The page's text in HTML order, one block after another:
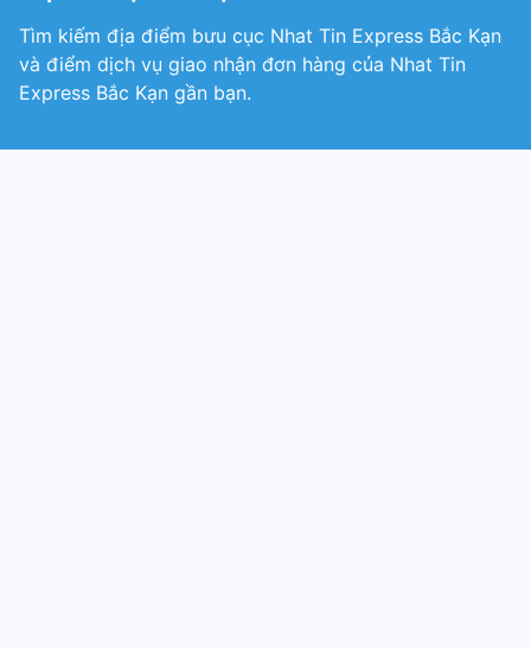
Tìm kiếm địa điểm bưu cục Nhat Tin Express Bắc Kạn
và điểm dịch vụ giao nhận đơn hàng của Nhat Tin
Express Bắc Kạn gần bạn.